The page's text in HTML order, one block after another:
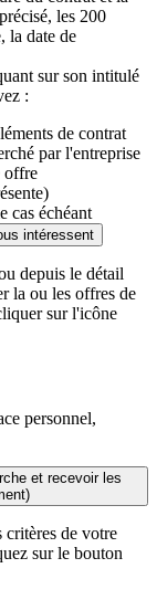
les 200
la date de
sur son intitulé
:
de contrat
par l'entreprise
offre
cas échéant
intéressent
depuis le détail
la ou les offres de
sur l'icône
personnel,
et recevoir les
critères de votre
sur le bouton